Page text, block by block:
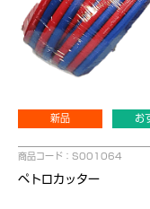
新品 お
商品コード：S001064
ペトロカッター